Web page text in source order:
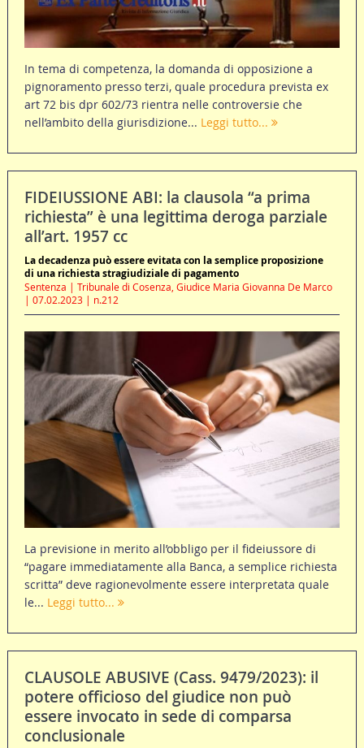
In tema di competenza, la domanda di opposizione a
pignoramento presso terzi, quale procedura prevista ex
art 72 bis dpr 602/73 rientra nelle controversie che
nell’ambito della giurisdizione... Leggi tutto...
FIDEIUSSIONE ABI: la clausola “a prima
richiesta” è una legittima deroga parziale
all’art. 1957 cc
La decadenza può essere evitata con la semplice proposizione
di una richiesta stragiudiziale di pagamento
Sentenza | Tribunale di Cosenza, Giudice Maria Giovanna De Marco
| 07.02.2023 | n.212
La previsione in merito all’obbligo per il fideiussore di
“pagare immediatamente alla Banca, a semplice richiesta
scritta” deve ragionevolmente essere interpretata quale
le... Leggi tutto...
CLAUSOLE ABUSIVE (Cass. 9479/2023): il
potere officioso del giudice non può
essere invocato in sede di comparsa
conclusionale